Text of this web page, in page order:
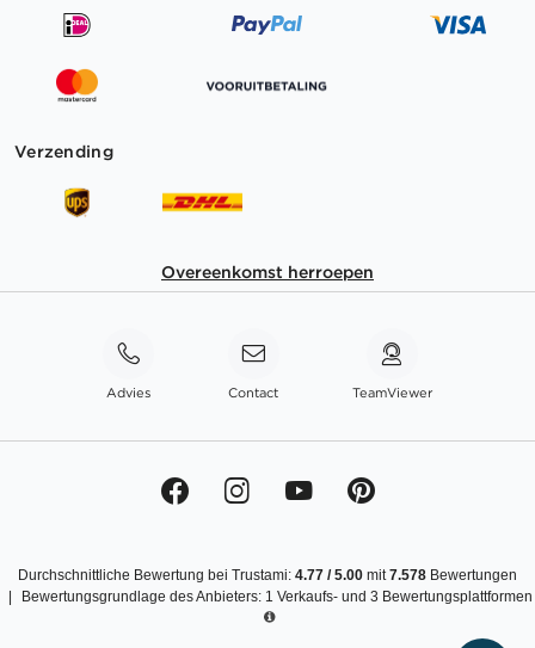
Verzending
Overeenkomst herroepen
Advies Contact TeamViewer
Durchschnittliche Bewertung bei Trustami: 4.77 /5.00 mit7.578 Bewertungen
Bewertungsgrundlage des Anbieters: 1 Verkaufs- und 3 Bewertungsplattformen